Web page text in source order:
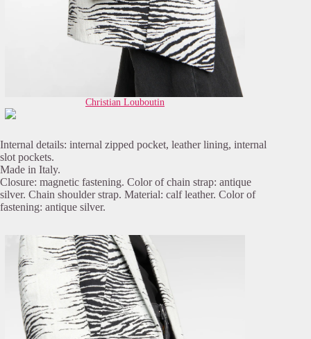
Christian Louboutin
Internal details: internal zipped pocket, leather lining, internal
slot pockets.
Made in Italy.
Closure: magnetic fastening. Color of chain strap: antique
silver. Chain shoulder strap. Material: calf leather. Color of
fastening: antique silver.